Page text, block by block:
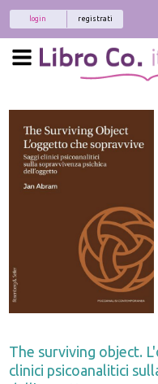
registrati
login
The surviving object.
clinici psicoanalitici